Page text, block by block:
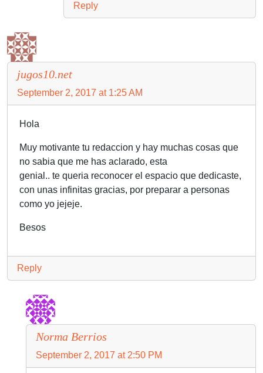
Reply
jugos10.net
September 2, 2017 at 1:25 AM
Hola
Muy motivante tu redaccion y hay muchas cosas que
no sabia que me has aclarado, esta
genial.. te queria reconocer el espacio que dedicaste,
con unas infinitas gracias, por preparar a personas
como yo jejeje.
Besos
Reply
Norma Berrios
September 2, 2017 at 2:50 PM